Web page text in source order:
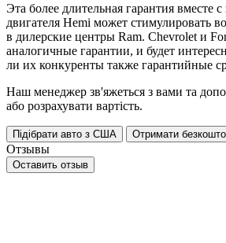
Эта более длительная гарантия вместе
двигателя Hemi может стимулировать
в дилерские центры Ram. Chevrolet и
аналогичные гарантии, и будет
ли их конкуренты также гарантийные
Наш менеджер зв'яжеться з вами та
або розрахувати вартість.
Підібрати авто з США Отримати
Отзывы
Оставить отзыв